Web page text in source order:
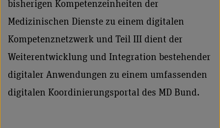
bisherigen Kompetenzeinheiten der
Medizinischen Dienste zu einem digitalen
Kompetenznetzwerk und Teil III dient der
Weiterentwicklung und Integration bestehender
digitaler Anwendungen zu einem umfassenden
digitalen Koordinierungsportal des MD Bund.